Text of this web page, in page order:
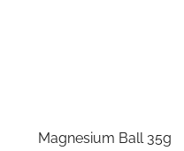
Magnesium Ball 35g